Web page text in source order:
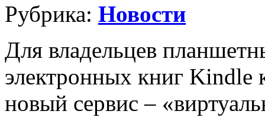
Рубрика: Новости
Для владельцев
электронных книг Kindle
новый сервис –